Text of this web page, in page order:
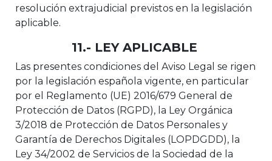
resolución extrajudicial previstos en la legislación
aplicable.
11.- LEY APLICABLE
Las presentes condiciones del Aviso Legal se rigen
por la legislación española vigente, en particular
por el Reglamento (UE) 2016/679 General de
Protección de Datos (RGPD), la Ley Orgánica
3/2018 de Protección de Datos Personales y
Garantía de Derechos Digitales (LOPDGDD), la
Ley 34/2002 de Servicios de la Sociedad de la